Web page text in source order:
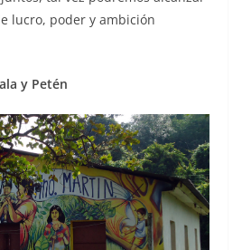
lucro, poder y ambición
y Petén